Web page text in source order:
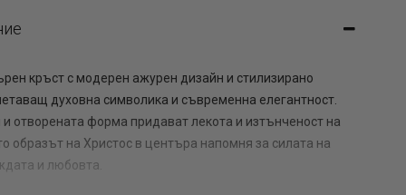
кръст с модерен ажурен дизайн и стилизирано
духовна символика и съвременна елегантност.
отворената форма придават лекота и изтънченост на
образът на Христос в центъра напомня за силата на
и любовта.